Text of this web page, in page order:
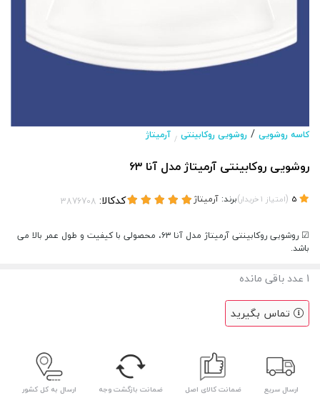
کاسه روشویی / روشویی روکابینتی / آرمیتاژ
روشویی روکابینتی آرمیتاژ مدل آنا ۶۳
(امتیاز 1خریدار)برند: آرمیتاژ کدکالا:
☑ روشویی روکابینتی آرمیتاژ مدل آنا ۶۳، محصولی با کیفیت و طول عمر بالا می
باشد.
1 عدد باقی مانده
تماس بگیرید
ارسال سریع ضمانت کالای اصل ضمانت بازگشت وجه ارسال به کل کشور